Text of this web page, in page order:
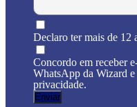
Declaro ter mais de 12
Concordo em receber
WhatsApp da Wizard
privacidade.